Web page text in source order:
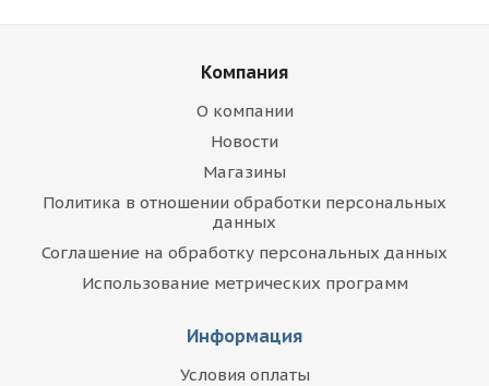
Компания
О компании
Новости
Магазины
Политика в отношении обработки персональных
данных
Соглашение на обработку персональных данных
Использование метрических программ
Информация
Условия оплаты